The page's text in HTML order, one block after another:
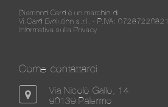
Diamond Card è un marchio di
Vi.Card Evolution s.r.l. - P.IVA: 07287220821
Informativa sulla Privacy
Come contattarci
Via Nicolò Gallo, 14
90139 Palermo